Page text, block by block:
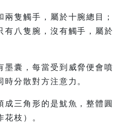
隻觸手，屬於十腕總目；
有八隻腕，沒有觸手，屬於
墨囊，每當受到威脅便會噴
時分散對方注意力。
成三角形的是魷魚，整體圓
枝）。